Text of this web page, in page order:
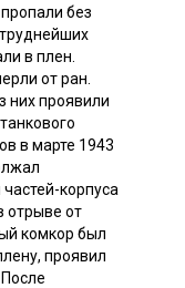
без
в плен.
от ран.
них проявили
в марте 1943
корпуса
отрыве от
комкор был
проявил